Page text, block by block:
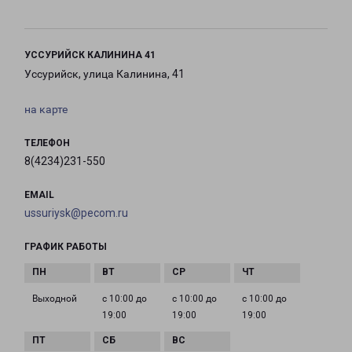
УССУРИЙСК КАЛИНИНА 41
Уссурийск, улица Калинина, 41
на карте
ТЕЛЕФОН
8(4234)231-550
EMAIL
ussuriysk@pecom.ru
ГРАФИК РАБОТЫ
Выходной
с 10:00 до
19:00
с 10:00 до
19:00
с 10:00 до
19:00